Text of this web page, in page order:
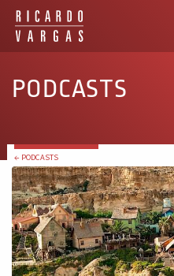
PODCASTS
← PODCASTS